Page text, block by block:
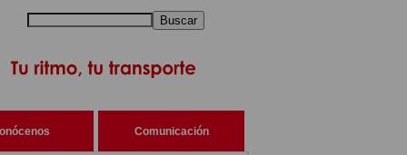
Buscar
Comunicación